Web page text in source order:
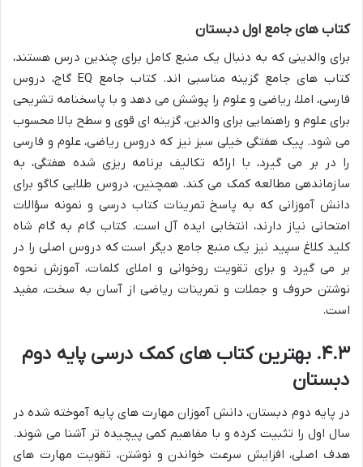
کتاب های جامع اول دبستان
برای والدینی که به دنبال یک منبع کامل برای چندین درس هستند،
کتاب های جامع گزینه مناسبی اند. کتاب جامع EQ گاج، دروس
فارسی، املا، ریاضی و علوم را پوشش می دهد و با پاسخنامه تشریحی
برای علوم و راهنمایی برای والدین، گزینه ای قوی و سطح بالا محسوب
می شود. پیک هفتگی خیلی سبز نیز که دروس ریاضی، علوم و فارسی
را در بر می گیرد، با ارائه تکالیف برنامه ریزی شده هفتگی، به
سازماندهی مطالعه کمک می کند. همچنین، دروس طلایی کاگو برای
دانش آموزانی که به پاسخ تمرینات کتاب درسی و نمونه سؤالات
امتحانی نیاز دارند، انتخابی ایده آل است. کتاب گام به گام شاه
کلید کلاغ سپید نیز یک منبع جامع دیگر است که دروس اصلی را در
بر می گیرد و برای تقویت روخوانی و املای کلمات، آموزش نحوه
نوشتن حروف و جملات و تمرینات ریاضی از آسان به سخت، مفید
است.
۴.۳. بهترین کتاب های کمک درسی پایه دوم
دبستان
در پایه دوم دبستان، دانش آموزان مهارت های پایه آموخته شده در
سال اول را تثبیت کرده و با مفاهیم کمی پیچیده تر آشنا می شوند.
هدف اصلی، افزایش سرعت خواندن و نوشتن، تقویت مهارت های